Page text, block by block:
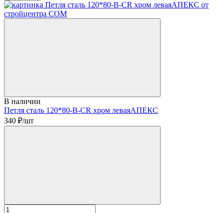
В наличии
Петля сталь 120*80-В-CR хром леваяАПЕКС
340 ₽/шт